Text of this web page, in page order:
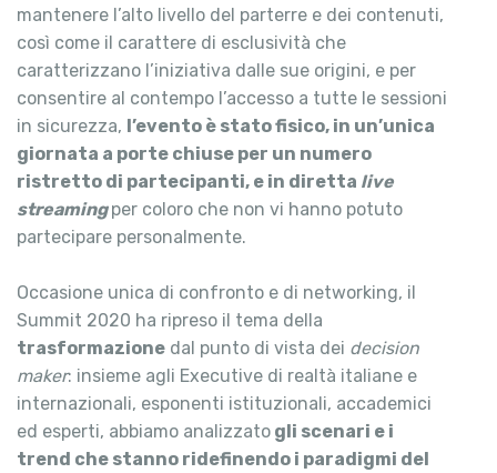
mantenere l’alto livello del parterre e dei contenuti,
così come il carattere di esclusività che
caratterizzano l’iniziativa dalle sue origini, e per
consentire al contempo l’accesso a tutte le sessioni
in sicurezza, l’evento è stato fisico, in un’unica
giornata a porte chiuse per un numero
ristretto di partecipanti, e in diretta live
streaming per coloro che non vi hanno potuto
partecipare personalmente.
Occasione unica di confronto e di networking, il
Summit 2020 ha ripreso il tema della
trasformazione dal punto di vista dei decision
maker: insieme agli Executive di realtà italiane e
internazionali, esponenti istituzionali, accademici
ed esperti, abbiamo analizzato gli scenari e i
trend che stanno ridefinendo i paradigmi del